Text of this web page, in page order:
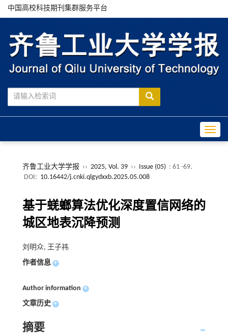
中国高校科技期刊集群服务平台
齐鲁工业大学学报 ›› 2025, Vol. 39 ›› Issue (05) : 61 -69.
DOI: 10.16442/j.cnki.qlgydxxb.2025.05.008
基于蜣螂算法优化深度置信网络的
城区地表沉降预测
刘明众, 王子祎
作者信息 +
Author information +
文章历史 +
摘要